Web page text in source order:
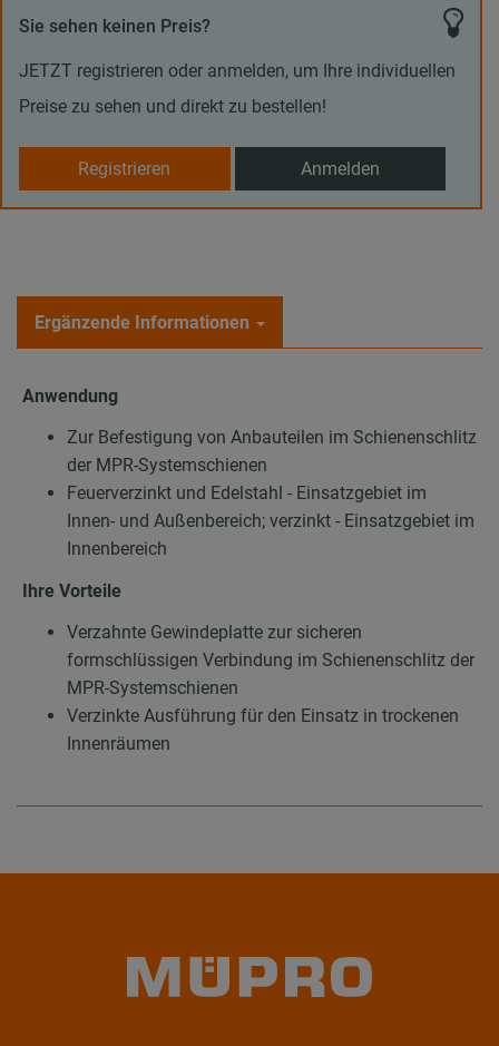
Sie sehen keinen Preis?
JETZT registrieren oder anmelden, um Ihre individuellen
Preise zu sehen und direkt zu bestellen!
Registrieren Anmelden
Ergänzende Informationen
Anwendung
Zur Befestigung von Anbauteilen im Schienenschlitz
der MPR-Systemschienen
Feuerverzinkt und Edelstahl - Einsatzgebiet im
Innen- und Außenbereich; verzinkt - Einsatzgebiet im
Innenbereich
Ihre Vorteile
Verzahnte Gewindeplatte zur sicheren
formschlüssigen Verbindung im Schienenschlitz der
MPR-Systemschienen
Verzinkte Ausführung für den Einsatz in trockenen
Innenräumen